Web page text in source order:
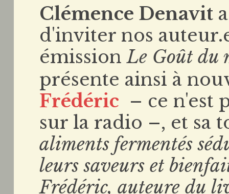
Clémence Denavit
d'inviter nos
émissionLe Goût du
présente ainsi à
Frédéric – ce n'est
sur la radio –, et sa
aliments fermentés
leurs saveurs et
Frédéric, auteure du